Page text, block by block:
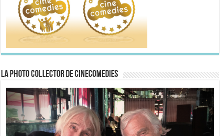
La Photo collector de CineComedies